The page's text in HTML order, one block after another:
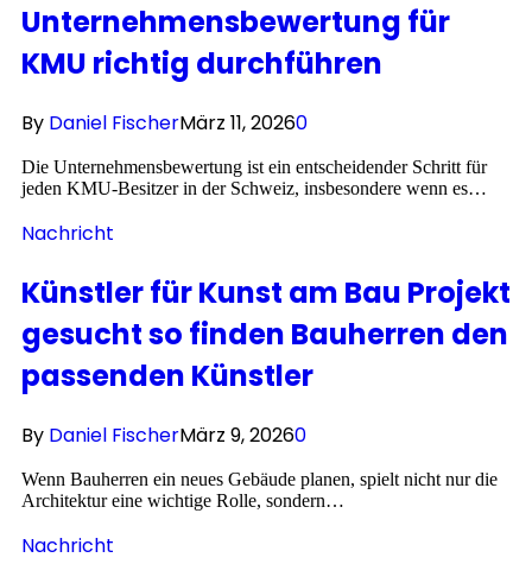
Unternehmensbewertung für
KMU richtig durchführen
By Daniel FischerMärz 11, 20260
Die Unternehmensbewertung ist ein entscheidender Schritt für
jeden KMU-Besitzer in der Schweiz, insbesondere wenn es…
Nachricht
Künstler für Kunst am Bau Projekt
gesucht so finden Bauherren den
passenden Künstler
By Daniel FischerMärz 9, 20260
Wenn Bauherren ein neues Gebäude planen, spielt nicht nur die
Architektur eine wichtige Rolle, sondern…
Nachricht